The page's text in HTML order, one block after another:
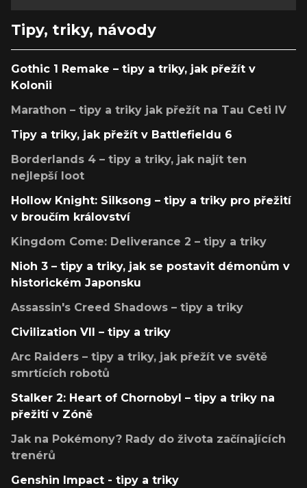
Tipy, triky, návody
Gothic 1 Remake – tipy a triky, jak přežít v
Kolonii
Marathon – tipy a triky jak přežít na Tau Ceti IV
Tipy a triky, jak přežít v Battlefieldu 6
Borderlands 4 – tipy a triky, jak najít ten
nejlepší loot
Hollow Knight: Silksong – tipy a triky pro přežití
v broučím království
Kingdom Come: Deliverance 2 – tipy a triky
Nioh 3 – tipy a triky, jak se postavit démonům v
historickém Japonsku
Assassin's Creed Shadows – tipy a triky
Civilization VII – tipy a triky
Arc Raiders – tipy a triky, jak přežít ve světě
smrtících robotů
Stalker 2: Heart of Chornobyl – tipy a triky na
přežití v Zóně
Jak na Pokémony? Rady do života začínajících
trenérů
Genshin Impact - tipy a triky